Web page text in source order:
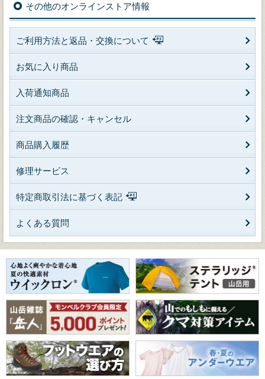
その他のオンラインストア情報
ご利用方法と返品・交換について
お気に入り商品
入荷通知商品
注文商品の確認・キャンセル
商品購入履歴
修理サービス
特定商取引法に基づく表記
よくある質問